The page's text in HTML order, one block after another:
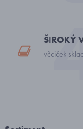
ŠIROKÝ
věciček